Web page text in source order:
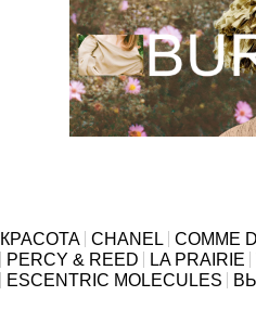
КРАСОТА CHANEL
COMME
PERCY & REED
LA PRAIRIE
ESCENTRIC MOLECULES